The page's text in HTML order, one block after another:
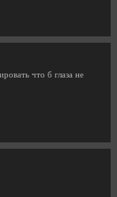
что б глаза не